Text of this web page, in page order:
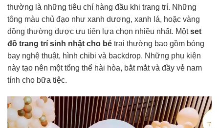
thường là những tiêu chí hàng đầu khi trang trí. Những
tông màu chủ đạo như xanh dương, xanh lá, hoặc vàng
đồng thường được ưu tiên lựa chọn nhiều nhất. Mộtset
đồ trang trí sinh nhật cho bé trai thường bao gồm bóng
bay nghệ thuật, hình chibi và backdrop. Những phụ kiện
này tạo nên một tổng thể hài hòa, bắt mắt và đầy vẻ nam
tính cho bữa tiệc.